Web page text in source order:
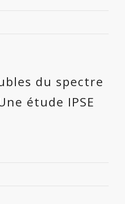
du spectre
étude IPSE